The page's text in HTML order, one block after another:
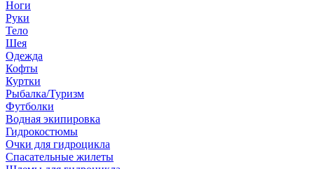
Ноги
Руки
Тело
Шея
Одежда
Кофты
Куртки
Рыбалка/Туризм
Футболки
Водная экипировка
Гидрокостюмы
Очки для гидроцикла
Спасательные жилеты